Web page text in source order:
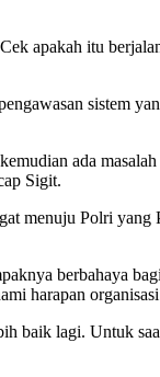
apakah itu
sistem
ada
Sigit.
menuju Polri
berbahaya
harapan
baik lagi. Untuk